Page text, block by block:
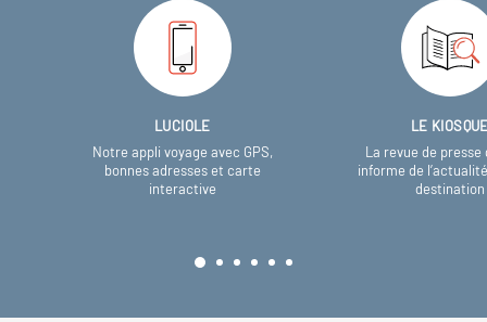
LUCIOLE
Notre appli voyage avec GPS,
bonnes adresses et carte
interactive
LE
La revue de presse
informe de
destination